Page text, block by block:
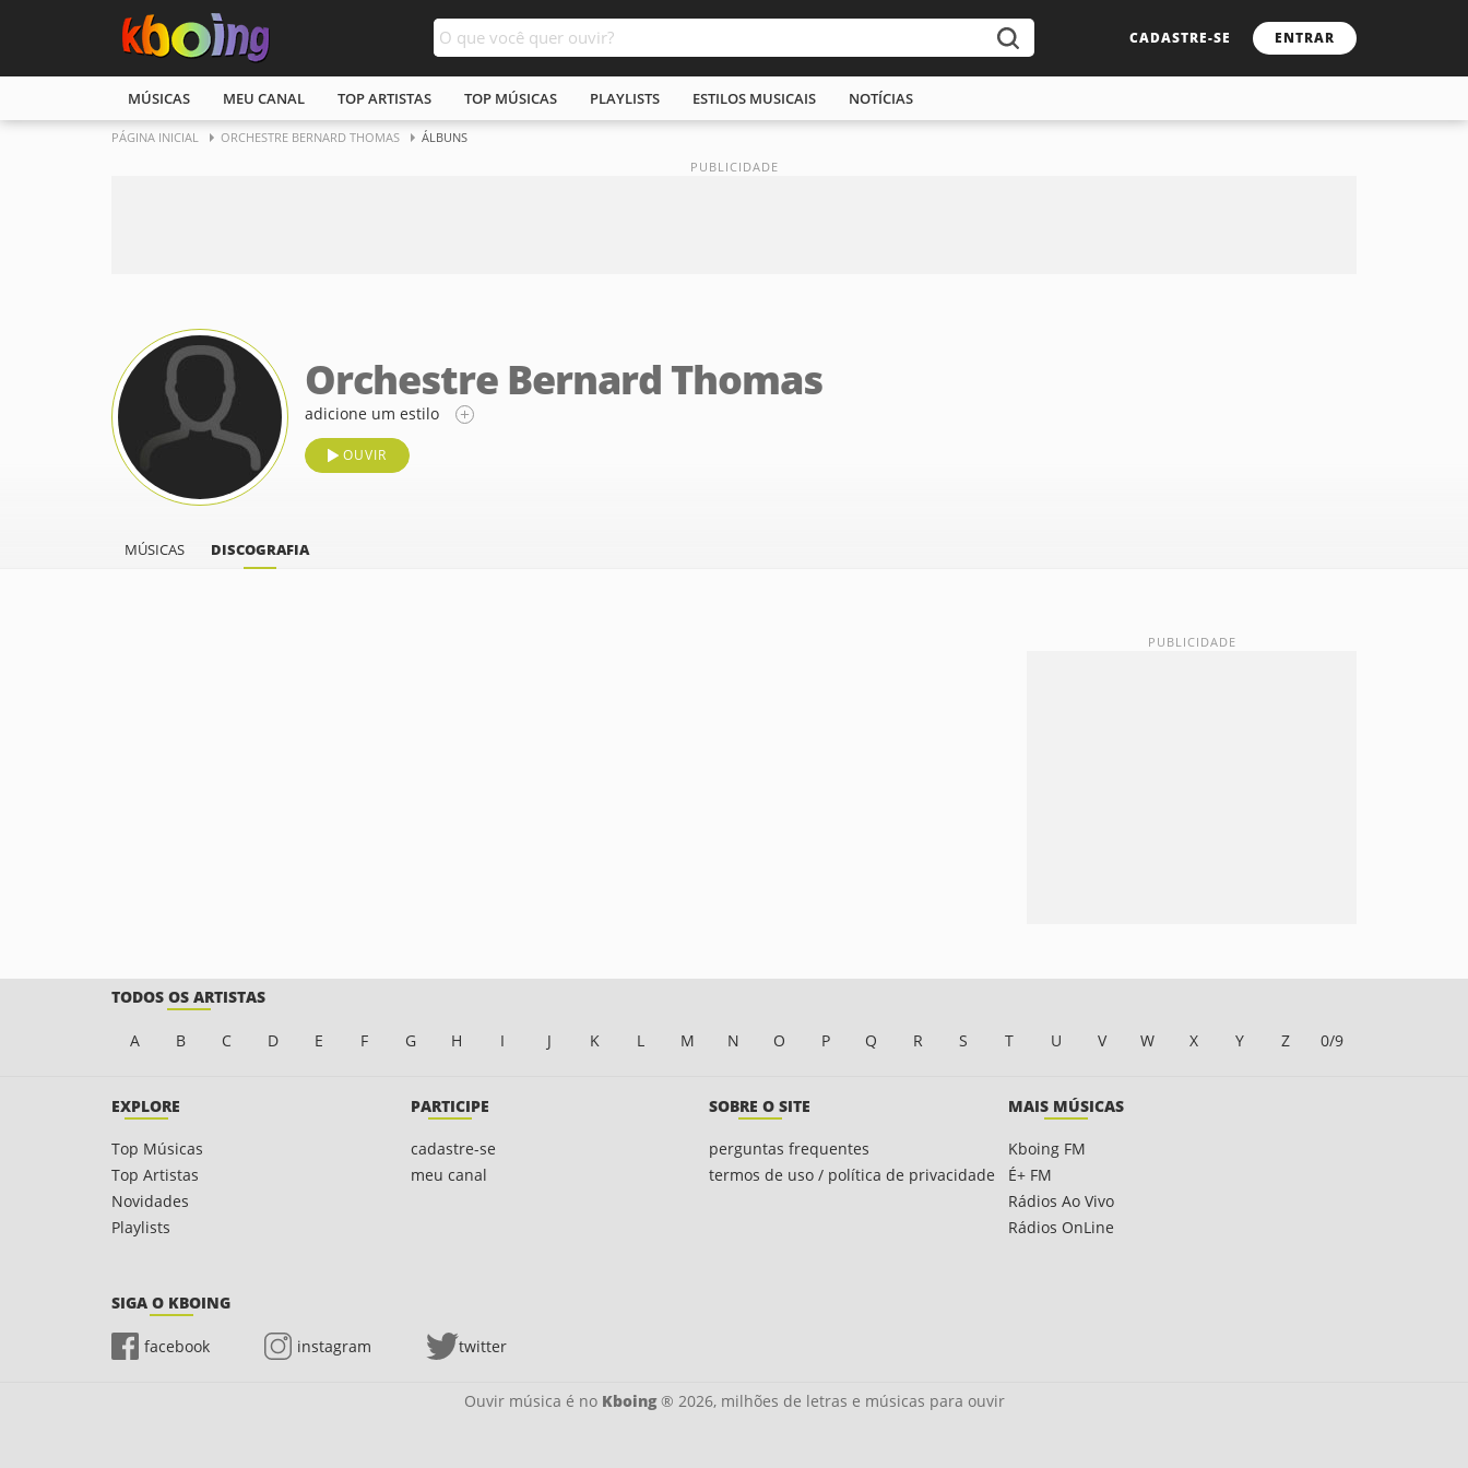
CADASTRE-SE ENTRAR
MÚSICAS MEU CANAL TOP ARTISTAS TOP MÚSICAS PLAYLISTS ESTILOS MUSICAIS NOTÍCIAS
PÁGINA INICIAL ORCHESTRE BERNARD THOMAS ÁLBUNS
Orchestre Bernard Thomas
adicione um estilo
OUVIR
MÚSICAS DISCOGRAFIA
TODOS OS ARTISTAS
A B C D E F G H I J K L M N O P Q R S T U V W X Y Z 0/9
EXPLORE
Top Músicas
Top Artistas
Novidades
Playlists
PARTICIPE
cadastre-se
meu canal
SOBRE O SITE
perguntas frequentes
termos de uso / política de privacidade
MAIS MÚSICAS
Kboing FM
É+ FM
Rádios Ao Vivo
Rádios OnLine
SIGA O KBOING
facebook instagram twitter
Ouvir música é no Kboing® 2026, milhões de letras e músicas para ouvir